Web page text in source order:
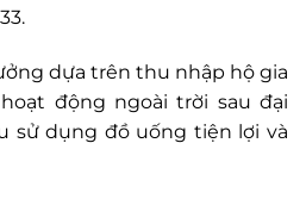
dựa trên thu nhập hộ gia
động ngoài trời sau đại
sử dụng đồ uống tiện lợi và